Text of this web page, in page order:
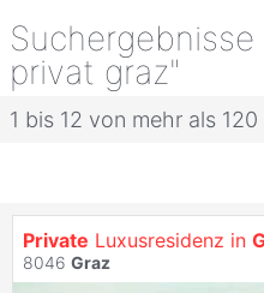
privat graz"
1 bis 12 von mehr als 120
Private Luxusresidenz in
8046 Graz